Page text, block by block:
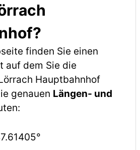
finden Sie einen
auf dem Sie die
Hauptbahnhof
genauen Längen- und